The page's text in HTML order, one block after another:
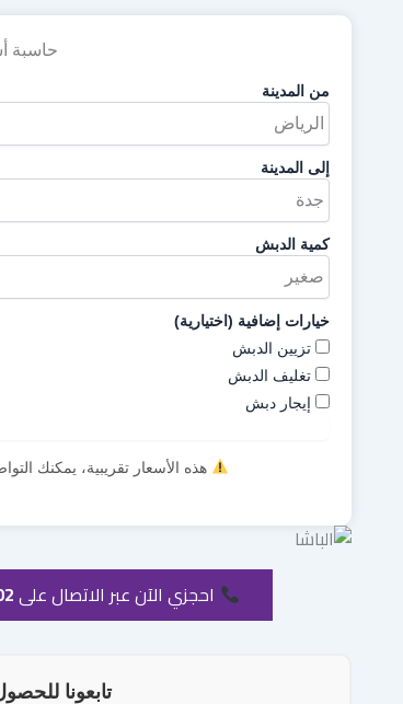
حاسبة
من المدينة
إلى المدينة
كمية الدبش
خيارات إضافية (اختيارية)
تزيين الدبش
تغليف الدبش
إيجار دبش
هذه الأسعار تقريبية، يمكنك
احجزي الآن عبر الاتصال على
تابعونا